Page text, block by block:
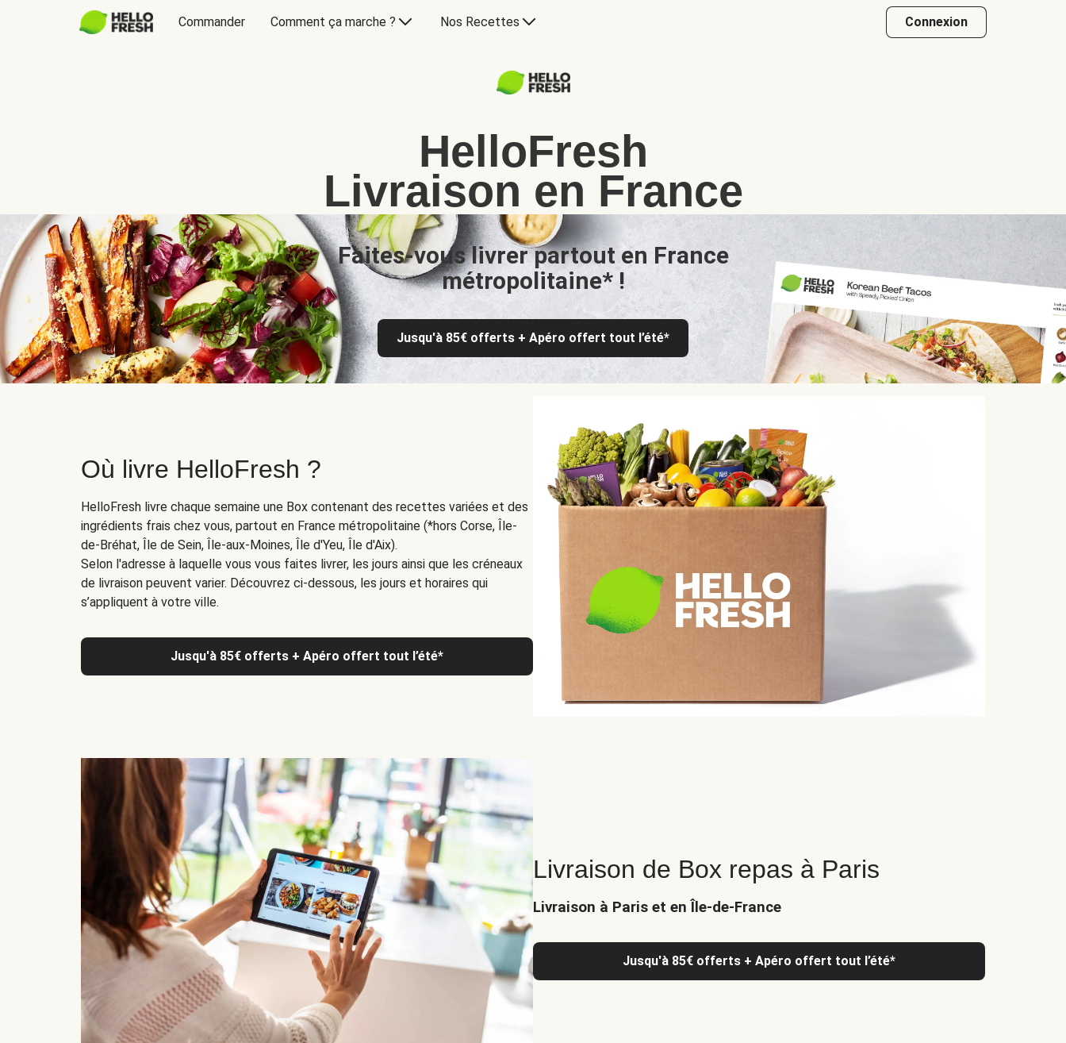
Commander Comment ça marche ? Nos Recettes Connexion
HelloFresh
Livraison en France
Faites-vous livrer partout en France
métropolitaine* !
Jusqu'à 85€ offerts + Apéro offert tout l’été*
Où livre HelloFresh ?
HelloFresh livre chaque semaine une Box contenant des recettes variées et des
ingrédients frais chez vous, partout en France métropolitaine (*hors Corse, Île-
de-Bréhat, Île de Sein, Île-aux-Moines, Île d'Yeu, Île d'Aix).
Selon l'adresse à laquelle vous vous faites livrer, les jours ainsi que les créneaux
de livraison peuvent varier. Découvrez ci-dessous, les jours et horaires qui
s’appliquent à votre ville.
Jusqu'à 85€ offerts + Apéro offert tout l’été*
Livraison de Box repas à Paris
Livraison à Paris et en Île-de-France
Jusqu'à 85€ offerts + Apéro offert tout l’été*